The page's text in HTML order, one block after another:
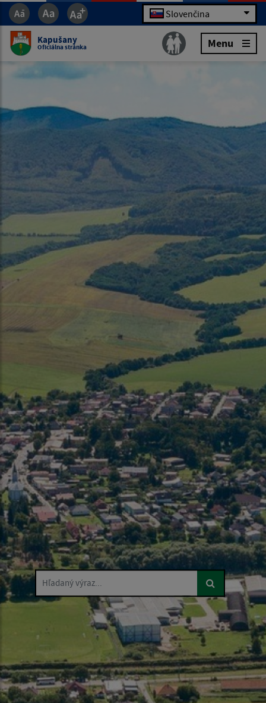
Slovenčina
Kapušany
Oficiálna stránka Menu
Hľadaný výraz...